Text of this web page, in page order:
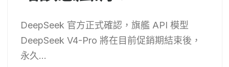
DeepSeek 官方正式確認，旗艦 API 模型
DeepSeek V4-Pro 將在目前促銷期結束後，
永久...